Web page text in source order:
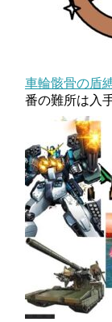
車輪骸骨の盾
番の難所は入